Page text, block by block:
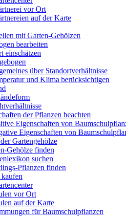
vor Ort
auf der Karte
mit Garten-Gehölzen
bearbeiten
einschätzen
über Standortverhältnisse
und Klima berücksichtigen
der Pflanzen beachten
Eigenschaften von
Eigenschaften von
Gartengehölze
Gehölze finden
suchen
Pflanzen finden
vor Ort
auf der Karte
für Baumschulpflanzen